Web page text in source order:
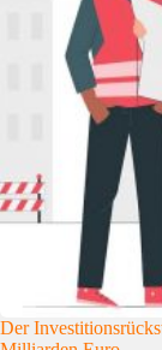
Der